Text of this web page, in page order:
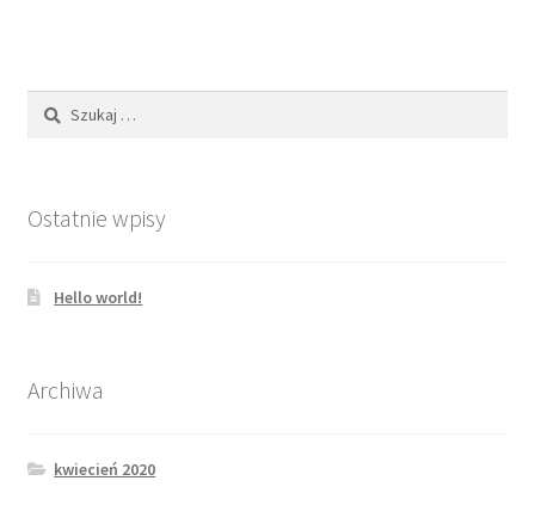
Szukaj:
Ostatnie wpisy
Hello world!
Archiwa
kwiecień 2020